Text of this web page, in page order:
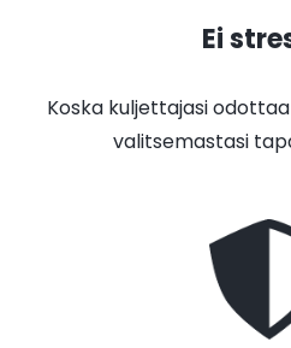
Ei
Koska kuljettajasi
valitsemastasi